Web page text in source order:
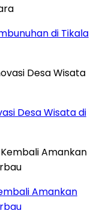
di Tikala
Desa Wisata di
Amankan